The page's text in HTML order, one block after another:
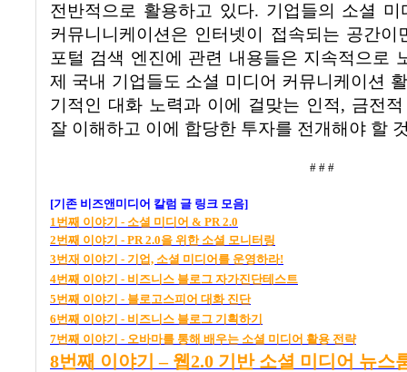
전반적으로 활용하고 있다. 기업들의 소셜
커뮤니니케이션은 인터넷이 접속되는 공간
포털 검색 엔진에 관련 내용들은 지속적으로
제 국내 기업들도 소셜 미디어 커뮤니케이션
기적인 대화 노력과 이에 걸맞는 인적, 금전
잘 이해하고 이에 합당한 투자를 전개해야 할
# # #
[기존 비즈앤미디어 칼럼 글 링크 모음]
1번째 이야기 - 소셜 미디어 & PR 2.0
2번째 이야기 - PR 2.0을 위한 소셜 모니터링
3번재 이야기 - 기업, 소셜 미디어를 운영하라!
4번째 이야기 - 비즈니스 블로그 자가진단테스트
5번째 이야기 - 블로고스피어 대화 진단
6번째 이야기 - 비즈니스 블로그 기획하기
7번째 이야기 - 오바마를 통해 배우는 소셜 미디어 활용 전략
8번째 이야기 – 웹2.0 기반 소셜 미디어 뉴스